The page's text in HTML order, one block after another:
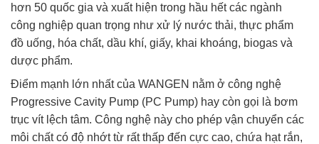
hơn 50 quốc gia và xuất hiện trong hầu hết các ngành
công nghiệp quan trọng như xử lý nước thải, thực phẩm
đồ uống, hóa chất, dầu khí, giấy, khai khoáng, biogas và
dược phẩm.
Điểm mạnh lớn nhất của WANGEN nằm ở công nghệ
Progressive Cavity Pump (PC Pump) hay còn gọi là bơm
trục vít lệch tâm. Công nghệ này cho phép vận chuyển các
môi chất có độ nhớt từ rất thấp đến cực cao, chứa hạt rắn,